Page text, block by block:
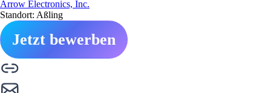
Arrow Electronics, Inc.
Standort: Aßling
Jetzt bewerben